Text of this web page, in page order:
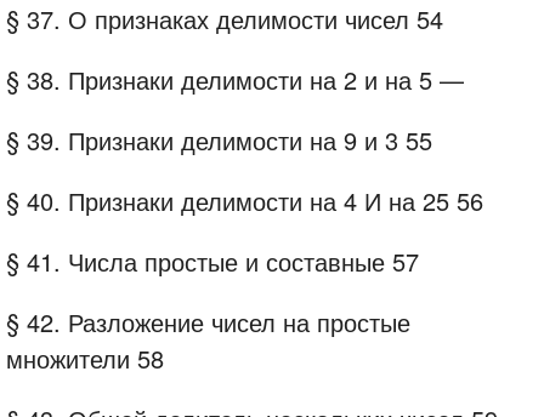
§ 37. О признаках делимости чисел 54
§ 38. Признаки делимости на 2 и на 5 —
§ 39. Признаки делимости на 9 и 3 55
§ 40. Признаки делимости на 4 И на 25 56
§ 41. Числа простые и составные 57
§ 42. Разложение чисел на простые
множители 58